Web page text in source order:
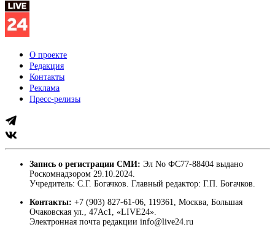
О проекте
Редакция
Контакты
Реклама
Пресс-релизы
Запись о регистрации СМИ: Эл No ФС77-88404 выдано
Роскомнадзором 29.10.2024.
Учредитель: С.Г. Богачков. Главный редактор: Г.П. Богачков.
Контакты: +7 (903) 827-61-06, 119361, Москва, Большая
Очаковская ул., 47Ас1, «LIVE24».
Электронная почта редакции info@live24.ru